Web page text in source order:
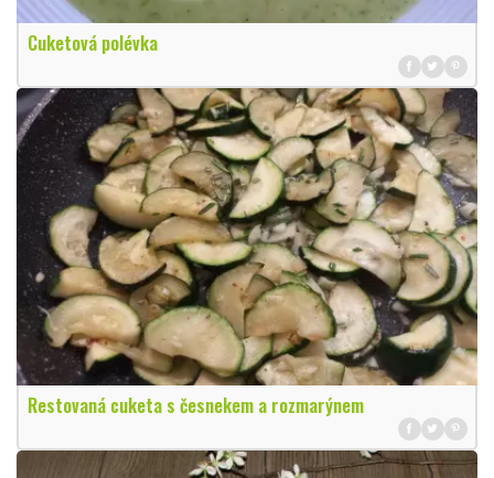
Cuketová polévka
Restovaná cuketa s česnekem a rozmarýnem